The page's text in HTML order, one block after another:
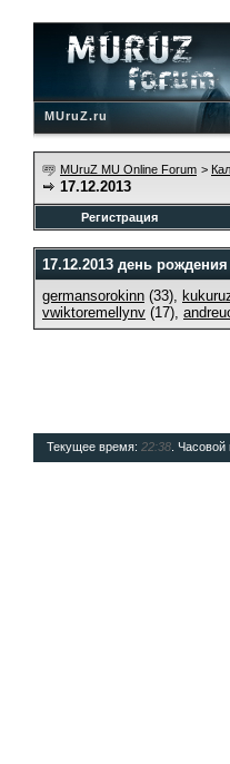
MUruZ.ru
MUruZ MU Online Forum >
17.12.2013
Регистрация
17.12.2013 день
germansorokinn (33),
vwiktoremellynv (17),
Текущее время: 22:38 .